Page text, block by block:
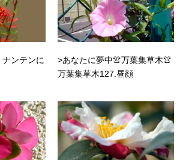
ンテンに
>あなたに夢中👚万葉集草木👚
万葉集草木127.昼顔